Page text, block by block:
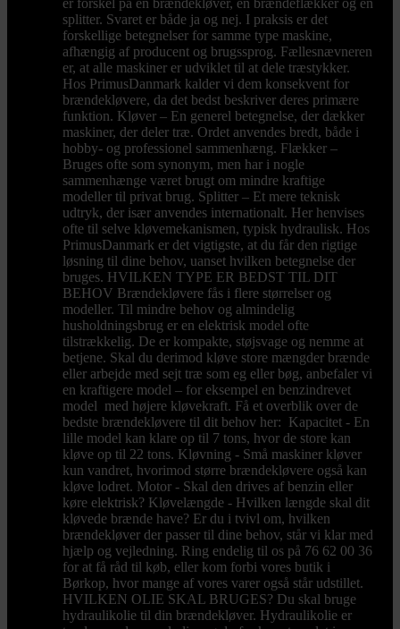
er forskel på en brændekløver, en brændeflækker og en
splitter. Svaret er både ja og nej. I praksis er det
forskellige betegnelser for samme type maskine,
afhængig af producent og brugssprog. Fællesnævneren
er, at alle maskiner er udviklet til at dele træstykker.
Hos PrimusDanmark kalder vi dem konsekvent for
brændekløvere, da det bedst beskriver deres primære
funktion. Kløver – En generel betegnelse, der dækker
maskiner, der deler træ. Ordet anvendes bredt, både i
hobby- og professionel sammenhæng. Flækker –
Bruges ofte som synonym, men har i nogle
sammenhænge været brugt om mindre kraftige
modeller til privat brug. Splitter – Et mere teknisk
udtryk, der især anvendes internationalt. Her henvises
ofte til selve kløvemekanismen, typisk hydraulisk. Hos
PrimusDanmark er det vigtigste, at du får den rigtige
løsning til dine behov, uanset hvilken betegnelse der
bruges. HVILKEN TYPE ER BEDST TIL DIT
BEHOV Brændekløvere fås i flere størrelser og
modeller. Til mindre behov og almindelig
husholdningsbrug er en elektrisk model ofte
tilstrækkelig. De er kompakte, støjsvage og nemme at
betjene. Skal du derimod kløve store mængder brænde
eller arbejde med sejt træ som eg eller bøg, anbefaler vi
en kraftigere model – for eksempel en benzindrevet
model med højere kløvekraft. Få et overblik over de
bedste brændekløvere til dit behov her: Kapacitet - En
lille model kan klare op til 7 tons, hvor de store kan
kløve op til 22 tons. Kløvning - Små maskiner kløver
kun vandret, hvorimod større brændekløvere også kan
kløve lodret. Motor - Skal den drives af benzin eller
køre elektrisk? Kløvelængde - Hvilken længde skal dit
kløvede brænde have? Er du i tvivl om, hvilken
brændekløver der passer til dine behov, står vi klar med
hjælp og vejledning. Ring endelig til os på 76 62 00 36
for at få råd til køb, eller kom forbi vores butik i
Børkop, hvor mange af vores varer også står udstillet.
HVILKEN OLIE SKAL BRUGES? Du skal bruge
hydraulikolie til din brændekløver. Hydraulikolie er